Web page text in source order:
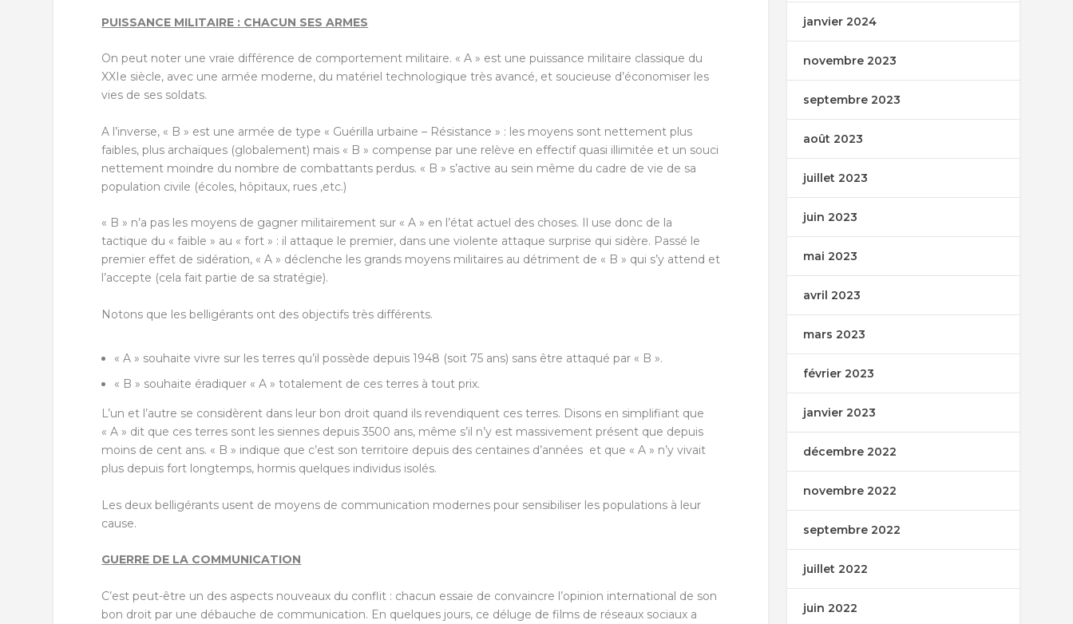
PUISSANCE MILITAIRE : CHACUN SES ARMES
On peut noter une vraie différence de comportement militaire. « A » est une puissance militaire classique du
XXIe siècle, avec une armée moderne, du matériel technologique très avancé, et soucieuse d’économiser les
vies de ses soldats.
A l’inverse, « B » est une armée de type « Guérilla urbaine – Résistance » : les moyens sont nettement plus
faibles, plus archaïques (globalement) mais « B » compense par une relève en effectif quasi illimitée et un souci
nettement moindre du nombre de combattants perdus. « B » s’active au sein même du cadre de vie de sa
population civile (écoles, hôpitaux, rues ,etc.)
« B » n’a pas les moyens de gagner militairement sur « A » en l’état actuel des choses. Il use donc de la
tactique du « faible » au « fort » : il attaque le premier, dans une violente attaque surprise qui sidère. Passé le
premier effet de sidération, « A » déclenche les grands moyens militaires au détriment de « B » qui s’y attend et
l’accepte (cela fait partie de sa stratégie).
Notons que les belligérants ont des objectifs très différents.
« A » souhaite vivre sur les terres qu’il possède depuis 1948 (soit 75 ans) sans être attaqué par « B ».
« B » souhaite éradiquer « A » totalement de ces terres à tout prix.
L’un et l’autre se considèrent dans leur bon droit quand ils revendiquent ces terres. Disons en simplifiant que
« A » dit que ces terres sont les siennes depuis 3500 ans, même s’il n’y est massivement présent que depuis
moins de cent ans. « B » indique que c’est son territoire depuis des centaines d’années et que « A » n’y vivait
plus depuis fort longtemps, hormis quelques individus isolés.
Les deux belligérants usent de moyens de communication modernes pour sensibiliser les populations à leur
cause.
GUERRE DE LA COMMUNICATION
C’est peut-être un des aspects nouveaux du conflit : chacun essaie de convaincre l’opinion international de son
bon droit par une débauche de communication. En quelques jours, ce déluge de films de réseaux sociaux a
janvier 2024
novembre 2023
septembre 2023
août 2023
juillet 2023
juin 2023
mai 2023
avril 2023
mars 2023
février 2023
janvier 2023
décembre 2022
novembre 2022
septembre 2022
juillet 2022
juin 2022